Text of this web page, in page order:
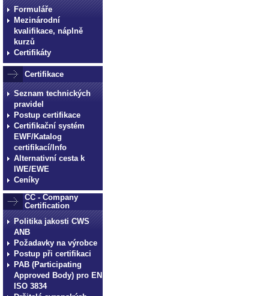
Formuláře
Mezinárodní
kvalifikace, náplně
kurzů
Certifikáty
Certifikace
Seznam technických
pravidel
Postup certifikace
Certifikační systém
EWF/Katalog
certifikací/Info
Alternativní cesta k
IWE/EWE
Ceníky
CC - Company
Certification
Politika jakosti CWS
ANB
Požadavky na výrobce
Postup při certifikaci
PAB (Participating
Approved Body) pro EN
ISO 3834